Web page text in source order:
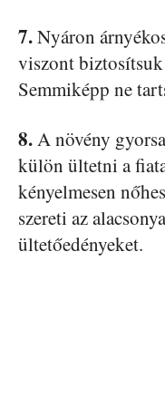
7.Nyáron
viszont biztosítsuk
Semmiképp ne
8.A növény
külön ültetni a
kényelmesen
szereti az
ültetőedényeket.